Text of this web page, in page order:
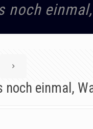
noch
noch einmal,